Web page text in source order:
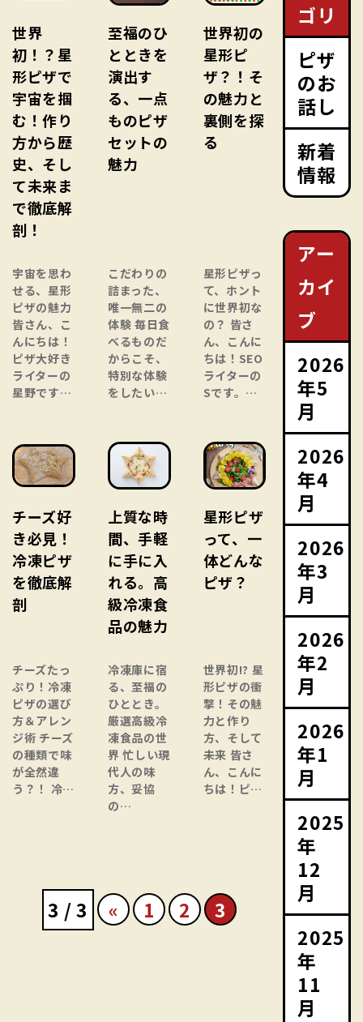
世界
初！？星
形ピザで
宇宙を掴
む！作り
方から歴
史、そし
て未来ま
で徹底解
剖！
宇宙を思わ
せる、星形
ピザの魅力
皆さん、こ
んにちは！
ピザ大好き
ライターの
星野です…
至福のひ
とときを
演出す
る、一点
ものピザ
セットの
魅力
こだわりの
詰まった、
唯一無二の
体験 毎日食
べるものだ
からこそ、
特別な体験
をしたい…
世界初の
星形ピ
ザ？！そ
の魅力と
裏側を探
る
星形ピザっ
て、ホント
に世界初な
の？ 皆さ
ん、こんに
ちは！SEO
ライターの
Sです。…
チーズ好
き必見！
冷凍ピザ
を徹底解
剖
チーズたっ
ぷり！冷凍
ピザの選び
方＆アレン
ジ術 チーズ
の種類で味
が全然違
う？！ 冷…
上質な時
間、手軽
に手に入
れる。高
級冷凍食
品の魅力
冷凍庫に宿
る、至福の
ひととき。
厳選高級冷
凍食品の世
界 忙しい現
代人の味
方、妥協
の…
星形ピザ
って、一
体どんな
ピザ？
世界初!? 星
形ピザの衝
撃！その魅
力と作り
方、そして
未来 皆さ
ん、こんに
ちは！ピ…
3 / 3 « 1 2 3
ゴリ
ピザ
のお
話し
新着
情報
アー
カイ
ブ
2026
年5
月
2026
年4
月
2026
年3
月
2026
年2
月
2026
年1
月
2025
年
12
月
2025
年
11
月